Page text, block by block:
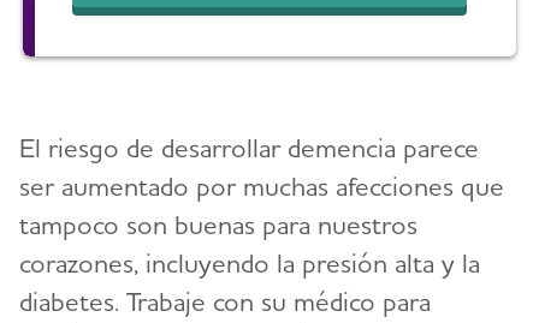
El riesgo de desarrollar demencia parece
ser aumentado por muchas afecciones que
tampoco son buenas para nuestros
corazones, incluyendo la presión alta y la
diabetes. Trabaje con su médico para